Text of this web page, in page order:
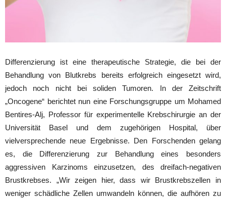
Differenzierung ist eine therapeutische Strategie, die bei der
Behandlung von Blutkrebs bereits erfolgreich eingesetzt wird,
jedoch noch nicht bei soliden Tumoren. In der Zeitschrift
„Oncogene“ berichtet nun eine Forschungsgruppe um Mohamed
Bentires-Alj, Professor für experimentelle Krebschirurgie an der
Universität Basel und dem zugehörigen Hospital, über
vielversprechende neue Ergebnisse. Den Forschenden gelang
es, die Differenzierung zur Behandlung eines besonders
aggressiven Karzinoms einzusetzen, des dreifach-negativen
Brustkrebses. „Wir zeigen hier, dass wir Brustkrebszellen in
weniger schädliche Zellen umwandeln können, die aufhören zu